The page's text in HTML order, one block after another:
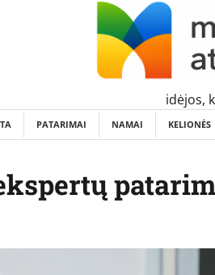
idėjos,
PATARIMAI NAMAI KELIONĖS